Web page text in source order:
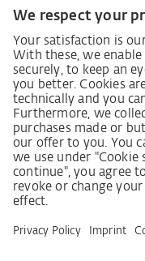
Zákon o náležité
Lieferantenkodex
Grundsatzerklärung
Impressum VOB